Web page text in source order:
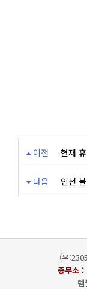
이전 현재
다음 인천
(우
종무소 :